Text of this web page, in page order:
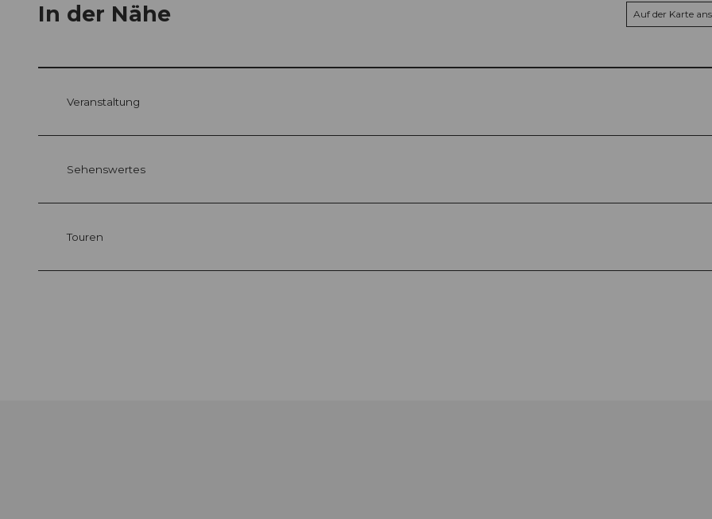
In der Nähe Auf der Karte
Veranstaltung
Sehenswertes
Touren